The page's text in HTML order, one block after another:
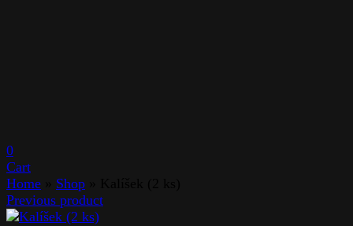
0
Cart
Home
Shop
Previous product